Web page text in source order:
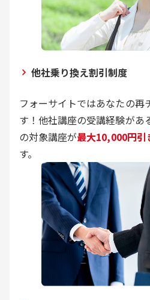
他社乗り換え割引制度
フォーサイトではあなたの再
す！他社講座の受講経験があ
の対象講座が最大10,000円引
す。